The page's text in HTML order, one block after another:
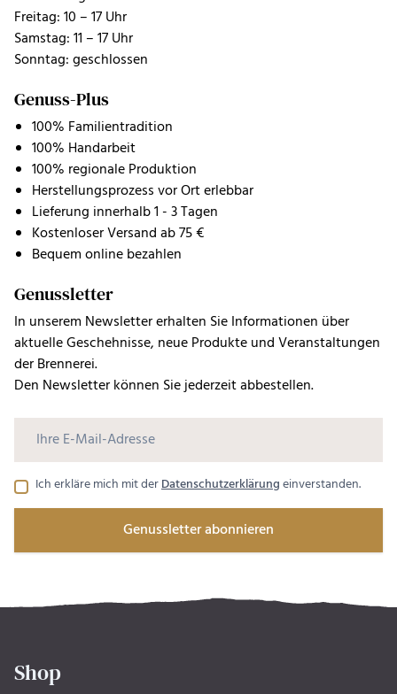
Freitag: 10 – 17 Uhr
Samstag: 11 – 17 Uhr
Sonntag: geschlossen
Genuss-Plus
100% Familientradition
100% Handarbeit
100% regionale Produktion
Herstellungsprozess vor Ort erlebbar
Lieferung innerhalb 1 - 3 Tagen
Kostenloser Versand ab 75 €
Bequem online bezahlen
Genussletter
In unserem Newsletter erhalten Sie Informationen über
aktuelle Geschehnisse, neue Produkte und Veranstaltungen
der Brennerei.
Den Newsletter können Sie jederzeit abbestellen.
Ich erkläre mich mit derDatenschutzerklärungeinverstanden.
Genussletter abonnieren
Shop